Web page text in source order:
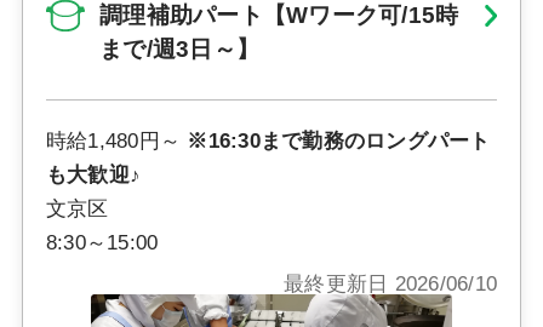
調理補助パート【Wワーク可/15時
まで/週3日～】
時給1,480円～ ※16:30まで勤務のロングパート
も大歓迎♪
文京区
8:30～15:00
最終更新日 2026/06/10